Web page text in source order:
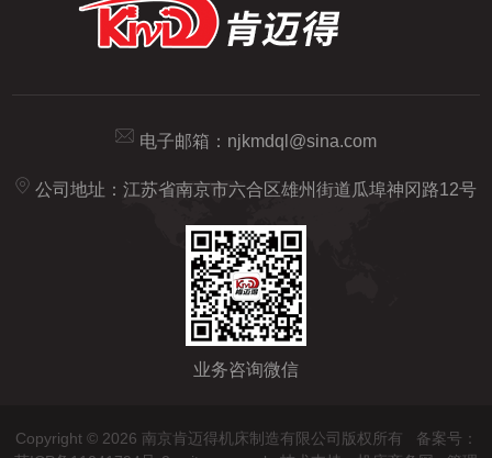
电子邮箱： njkmdql@sina.com
公司地址：江苏省南京市六合区雄州街道瓜埠神冈路12号
业务咨询微信
Copyright © 2026 南京肯迈得机床制造有限公司版权所有 备案号：